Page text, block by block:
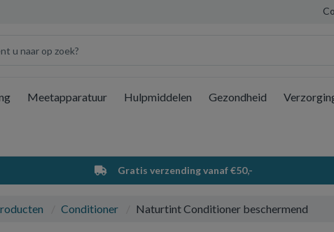
Meetapparatuur Hulpmiddelen Gezondheid
Gratis verzending vanaf €50,-
Conditioner Naturtint Conditioner beschermend